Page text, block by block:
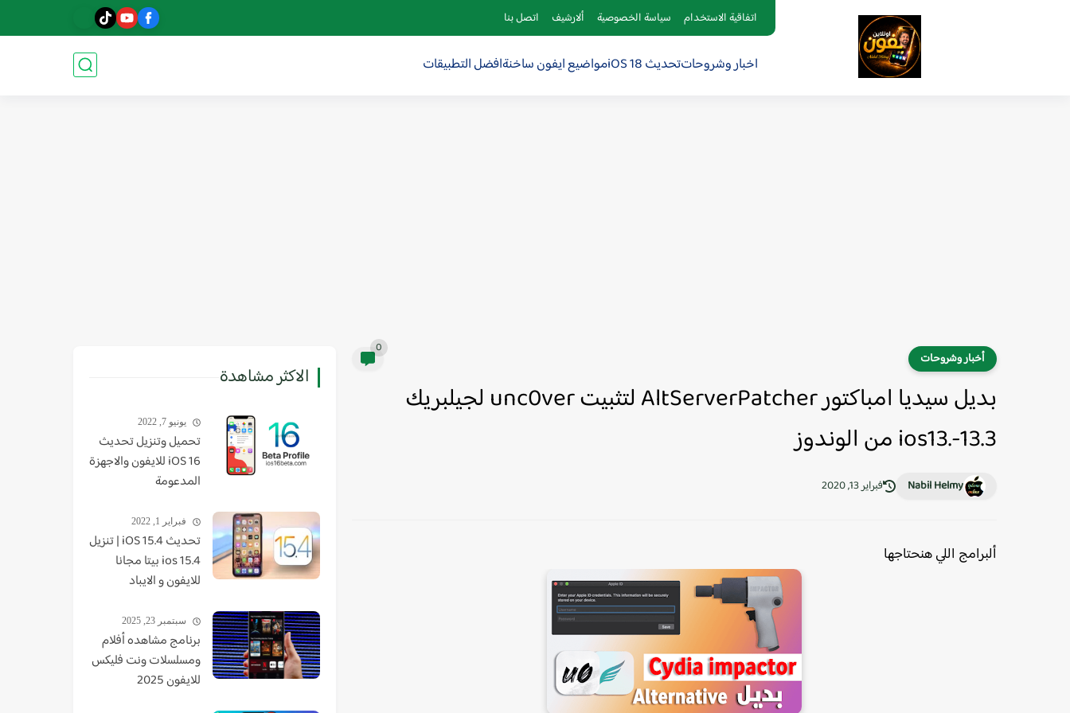
اتفاقية الاستخدام سياسة الخصوصية ألارشيف اتصل بنا
اخبار وشروحاتتحديث iOS 18 مواضيع ايفون ساخنةافضل التطبيقات
أخبار وشروحات
0
بديل سيديا امباكتور AltServerPatcher لتثبيت unc0ver لجيلبريك
ios13.-13.3 من الوندوز
Nabil Helmy فبراير 13, 2020
ألبرامج اللي هنحتاجها
الاكثر مشاهدة
يونيو 7, 2022
تحميل وتنزيل تحديث
iOS 16 للايفون والاجهزة
المدعومة
فبراير 1, 2022
تحديث iOS 15.4 | تنزيل
ios 15.4 بيتا مجانا
للايفون و الايباد
سبتمبر 23, 2025
برنامج مشاهده أفلام
ومسلسلات ونت فليكس
للايفون 2025